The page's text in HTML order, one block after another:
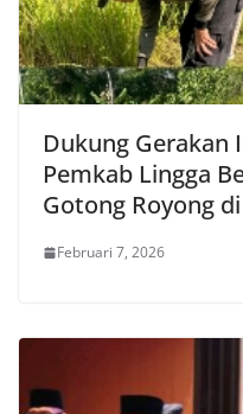
Dukung Gerakan
Pemkab Lingga
Gotong Royong
Februari 7, 2026